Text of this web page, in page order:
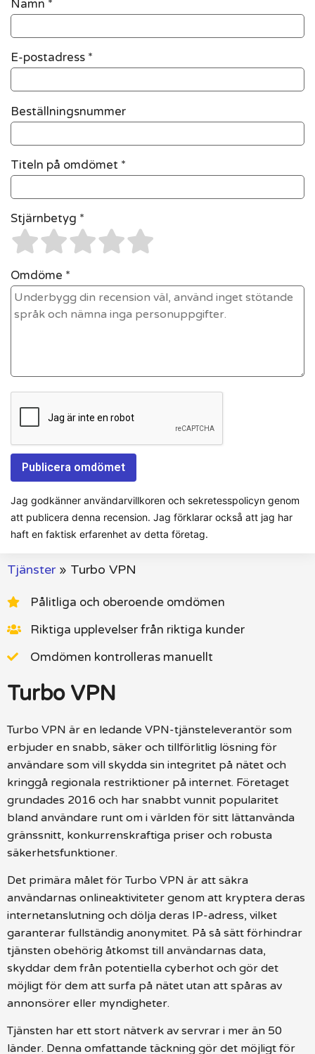
Namn *
E-postadress *
Beställningsnummer
Titeln på omdömet *
Stjärnbetyg *
Omdöme *
Jag godkänner användarvillkoren och sekretesspolicyn genom
att publicera denna recension. Jag förklarar också att jag har
haft en faktisk erfarenhet av detta företag.
Tjänster» Turbo VPN
Pålitliga och oberoende omdömen
Riktiga upplevelser från riktiga kunder
Omdömen kontrolleras manuellt
Turbo VPN
Turbo VPN är en ledande VPN-tjänsteleverantör som
erbjuder en snabb, säker och tillförlitlig lösning för
användare som vill skydda sin integritet på nätet och
kringgå regionala restriktioner på internet. Företaget
grundades 2016 och har snabbt vunnit popularitet
bland användare runt om i världen för sitt lättanvända
gränssnitt, konkurrenskraftiga priser och robusta
säkerhetsfunktioner.
Det primära målet för Turbo VPN är att säkra
användarnas onlineaktiviteter genom att kryptera deras
internetanslutning och dölja deras IP-adress, vilket
garanterar fullständig anonymitet. På så sätt förhindrar
tjänsten obehörig åtkomst till användarnas data,
skyddar dem från potentiella cyberhot och gör det
möjligt för dem att surfa på nätet utan att spåras av
annonsörer eller myndigheter.
Tjänsten har ett stort nätverk av servrar i mer än 50
länder. Denna omfattande täckning gör det möjligt för